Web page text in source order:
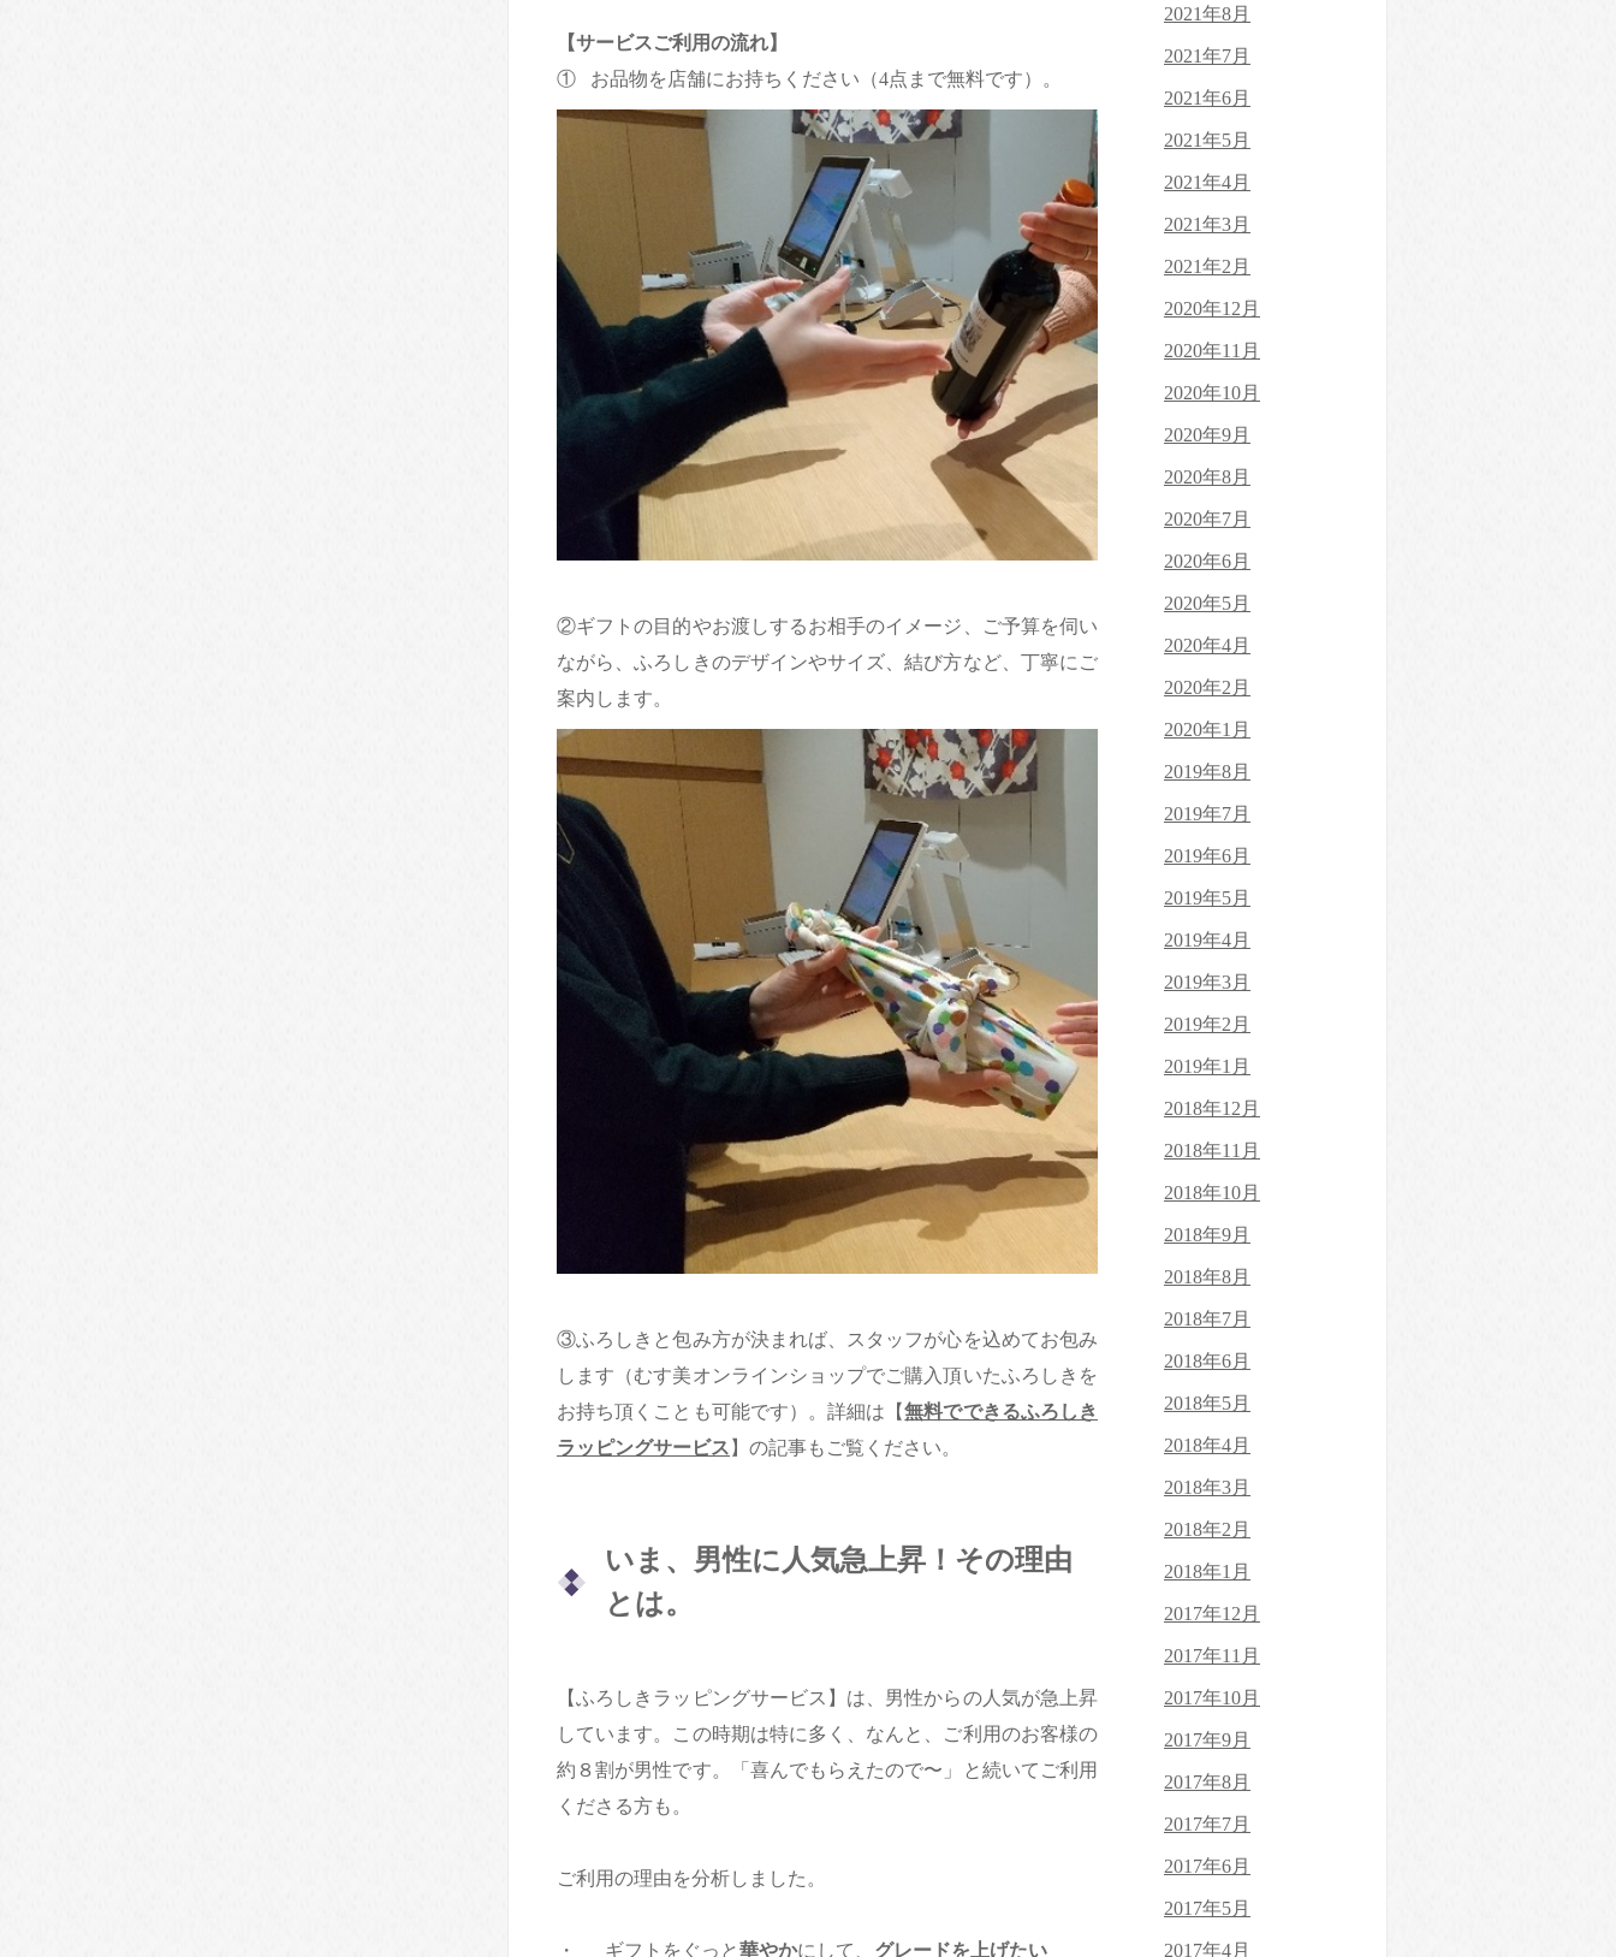
【サービスご利用の流れ】
① お品物を店舗にお持ちください（4点まで無料です）。
②ギフトの目的やお渡しするお相手のイメージ、ご予算を伺い
ながら、ふろしきのデザインやサイズ、結び方など、丁寧にご
案内します。
③ふろしきと包み方が決まれば、スタッフが心を込めてお包み
します（むす美オンラインショップでご購入頂いたふろしきを
お持ち頂くことも可能です）。詳細は【無料でできるふろしき
ラッピングサービス 】 の記事もご覧ください。
いま、男性に人気急上昇！その理由
とは。
【ふろしきラッピングサービス】は、男性からの人気が急上昇
しています。この時期は特に多く、なんと、ご利用のお客様の
約８割が男性です。「喜んでもらえたので〜」と続いてご利用
くださる方も。
ご利用の理由を分析しました。
・ ギフトをぐっと華やかにして、 グレードを上げたい
2021年8月
2021年7月
2021年6月
2021年5月
2021年4月
2021年3月
2021年2月
2020年12月
2020年11月
2020年10月
2020年9月
2020年8月
2020年7月
2020年6月
2020年5月
2020年4月
2020年2月
2020年1月
2019年8月
2019年7月
2019年6月
2019年5月
2019年4月
2019年3月
2019年2月
2019年1月
2018年12月
2018年11月
2018年10月
2018年9月
2018年8月
2018年7月
2018年6月
2018年5月
2018年4月
2018年3月
2018年2月
2018年1月
2017年12月
2017年11月
2017年10月
2017年9月
2017年8月
2017年7月
2017年6月
2017年5月
2017年4月